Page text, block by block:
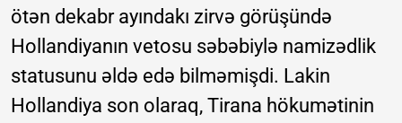
ötən dekabr ayındakı zirvə görüşündə
Hollandiyanın vetosu səbəbiylə namizədlik
statusunu əldə edə bilməmişdi. Lakin
Hollandiya son olaraq, Tirana hökumətinin